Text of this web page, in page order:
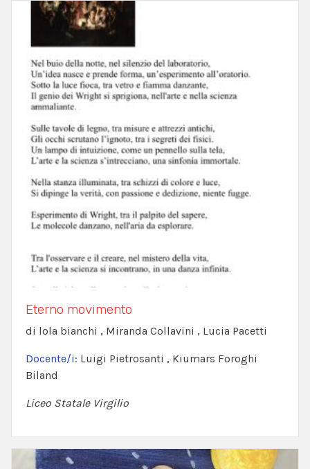
Eterno movimento
di lola bianchi , Miranda Collavini , Lucia Pacetti
Docente/i: Luigi Pietrosanti , Kiumars Foroghi
Biland
Liceo Statale Virgilio